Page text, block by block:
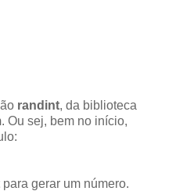
randint, da biblioteca
. Ou sej, bem no início,
para gerar um número.